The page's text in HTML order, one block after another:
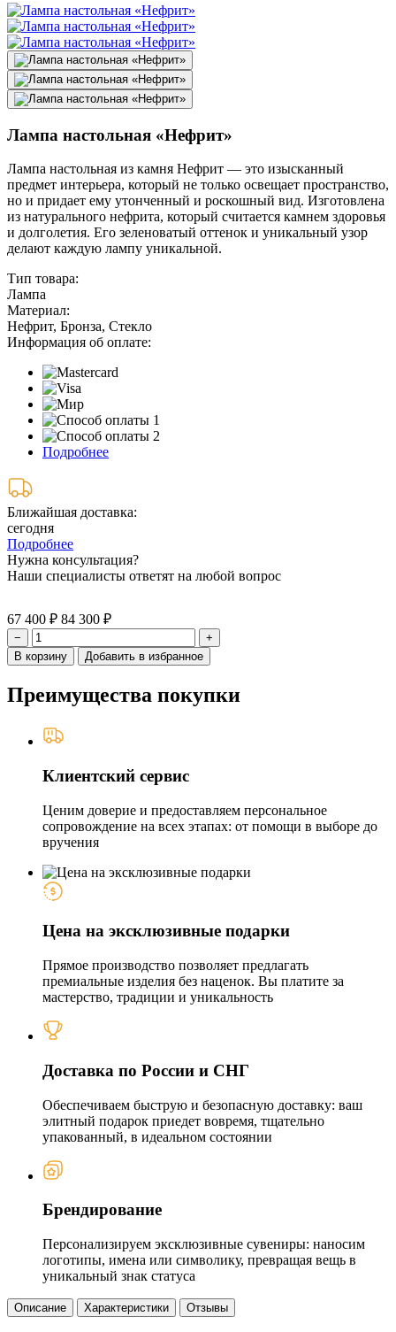
Лампа настольная «Нефрит»
Лампа настольная из камня Нефрит — это изысканный
предмет интерьера, который не только освещает пространство,
но и придает ему утонченный и роскошный вид. Изготовлена
из натурального нефрита, который считается камнем здоровья
и долголетия. Его зеленоватый оттенок и уникальный узор
делают каждую лампу уникальной.
Тип товара:
Лампа
Материал:
Нефрит, Бронза, Стекло
Информация об оплате:
Подробнее
Ближайшая доставка:
сегодня
Подробнее
Нужна консультация?
Наши специалисты ответят на любой вопрос
67 400 ₽ 84 300 ₽
−
+
В корзину
Добавить в избранное
Преимущества покупки
Клиентский сервис
Ценим доверие и предоставляем персональное
сопровождение на всех этапах: от помощи в выборе до
вручения
Цена на эксклюзивные подарки
Прямое производство позволяет предлагать
премиальные изделия без наценок. Вы платите за
мастерство, традиции и уникальность
Доставка по России и СНГ
Обеспечиваем быструю и безопасную доставку: ваш
элитный подарок приедет вовремя, тщательно
упакованный, в идеальном состоянии
Брендирование
Персонализируем эксклюзивные сувениры: наносим
логотипы, имена или символику, превращая вещь в
уникальный знак статуса
Описание Характеристики Отзывы